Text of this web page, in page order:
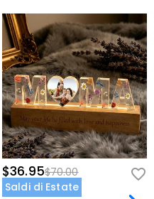
$36.95$70.00
Saldi di Estate